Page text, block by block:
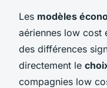
Les modèles
aériennes low cost
des différences
directement le
compagnies low